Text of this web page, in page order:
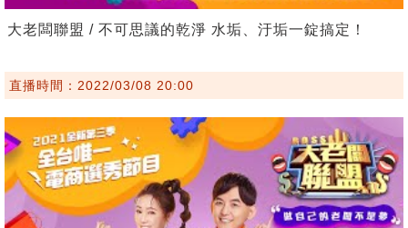
大老闆聯盟 / 不可思議的乾淨 水垢、汙垢一錠搞定！
直播時間：2022/03/08 20:00